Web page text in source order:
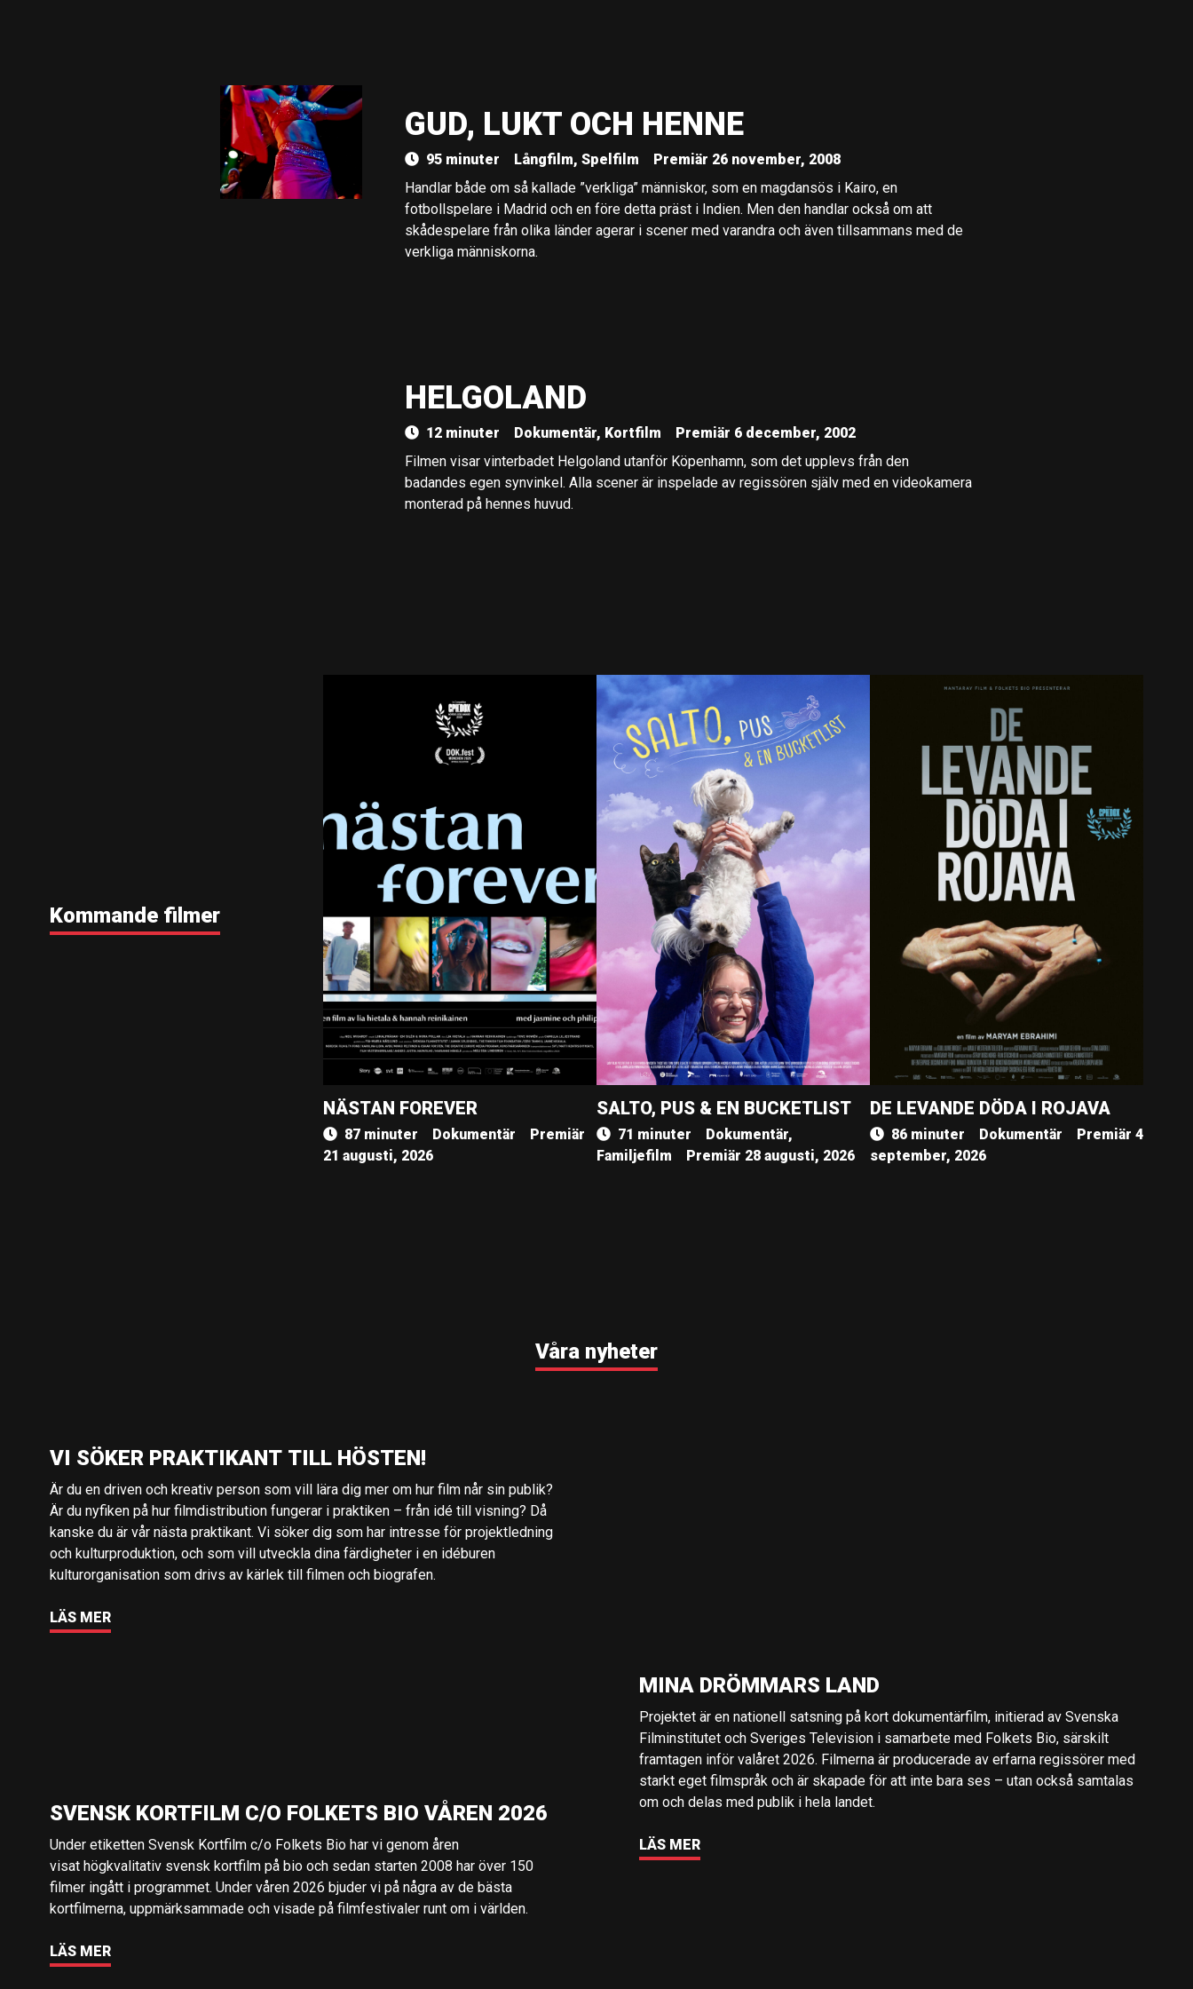
GUD, LUKT OCH HENNE
95 minuter Långfilm, Spelfilm
Premiär 26 november, 2008
Handlar både om så kallade ”verkliga” människor, som en magdansös i Kairo, en
fotbollspelare i Madrid och en före detta präst i Indien. Men den handlar också om att
skådespelare från olika länder agerar i scener med varandra och även tillsammans med de
verkliga människorna.
HELGOLAND
12 minuter Dokumentär, Kortfilm
Premiär 6 december, 2002
Filmen visar vinterbadet Helgoland utanför Köpenhamn, som det upplevs från den
badandes egen synvinkel. Alla scener är inspelade av regissören själv med en videokamera
monterad på hennes huvud.
Kommande filmer
NÄSTAN FOREVER
87 minuter Dokumentär
Premiär
21 augusti, 2026
SALTO, PUS & EN BUCKETLIST
71 minuter
Dokumentär,
Familjefilm
Premiär 28 augusti, 2026
DE LEVANDE DÖDA I ROJAVA
86 minuter Dokumentär
Premiär 4
september, 2026
Våra nyheter
VI SÖKER PRAKTIKANT TILL HÖSTEN!
Är du en driven och kreativ person som vill lära dig mer om hur film når sin publik?
Är du nyfiken på hur filmdistribution fungerar i praktiken – från idé till visning? Då
kanske du är vår nästa praktikant. Vi söker dig som har intresse för projektledning
och kulturproduktion, och som vill utveckla dina färdigheter i en idéburen
kulturorganisation som drivs av kärlek till filmen och biografen.
LÄS MER
MINA DRÖMMARS LAND
Projektet är en nationell satsning på kort dokumentärfilm, initierad av Svenska
Filminstitutet och Sveriges Television i samarbete med Folkets Bio, särskilt
framtagen inför valåret 2026. Filmerna är producerade av erfarna regissörer med
starkt eget filmspråk och är skapade för att inte bara ses – utan också samtalas
om och delas med publik i hela landet.
LÄS MER
SVENSK KORTFILM C/O FOLKETS BIO VÅREN 2026
Under etiketten Svensk Kortfilm c/o Folkets Bio har vi genom åren
visat högkvalitativ svensk kortfilm på bio och sedan starten 2008 har över 150
filmer ingått i programmet. Under våren 2026 bjuder vi på några av de bästa
kortfilmerna, uppmärksammade och visade på filmfestivaler runt om i världen.
LÄS MER